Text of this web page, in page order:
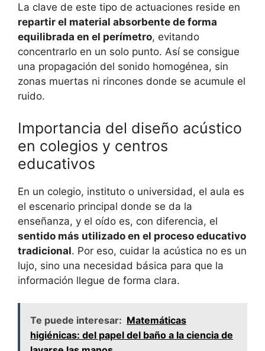
La clave de este tipo de actuaciones reside en
repartir el material absorbente de forma
equilibrada en el perímetro, evitando
concentrarlo en un solo punto. Así se consigue
una propagación del sonido homogénea, sin
zonas muertas ni rincones donde se acumule el
ruido.
Importancia del diseño acústico
en colegios y centros
educativos
En un colegio, instituto o universidad, el aula es
el escenario principal donde se da la
enseñanza, y el oído es, con diferencia, el
sentido más utilizado en el proceso educativo
tradicional. Por eso, cuidar la acústica no es un
lujo, sino una necesidad básica para que la
información llegue de forma clara.
Te puede interesar: Matemáticas
higiénicas: del papel del baño a la ciencia de